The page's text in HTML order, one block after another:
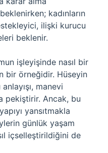
kadınların
ilişki kurucu
beklenir.
işleyişinde nasıl bir
bir örneğidir. Hüseyin
manevi
pekiştirir. Ancak, bu
yansıtmakla
günlük yaşam
içselleştirildiğini de